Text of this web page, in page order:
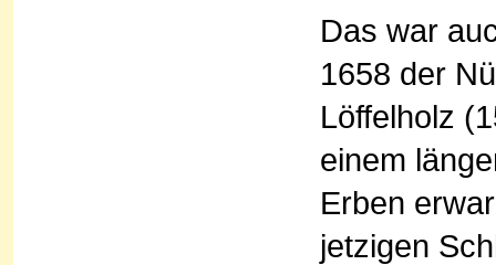
Das war
1658 der
Löffelholz
einem
Erben
jetzigen